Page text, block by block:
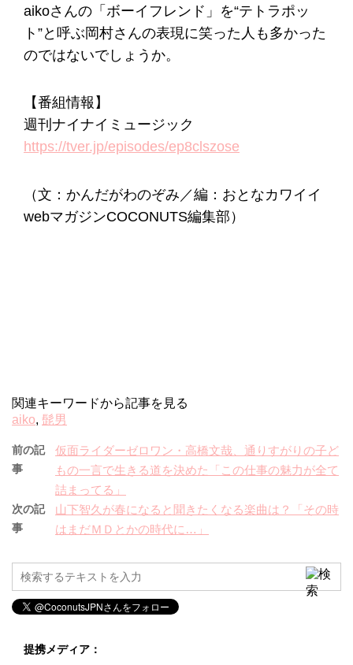
aikoさんの「ボーイフレンド」を“テトラポッ
ト”と呼ぶ岡村さんの表現に笑った人も多かった
のではないでしょうか。
【番組情報】
週刊ナイナイミュージック
https://tver.jp/episodes/ep8clszose
（文：かんだがわのぞみ／編：おとなカワイイ
webマガジンCOCONUTS編集部）
関連キーワードから記事を見る
aiko, 髭男
前の記
事
仮面ライダーゼロワン・高橋文哉、通りすがりの子ど
もの一言で生きる道を決めた「この仕事の魅力が全て
詰まってる」
次の記
事
山下智久が春になると聞きたくなる楽曲は？「その時
はまだＭＤとかの時代に…」
提携メディア：